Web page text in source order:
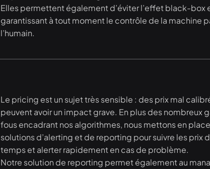
Elles permettent également d’éviter l’effet black-box
garantissant à tout moment le contrôle de la machine
l’humain.
Le pricing est un sujet très sensible : des prix mal
peuvent avoir un impact grave. En plus des nombreux
fous encadrant nos algorithmes, nous mettons en
solutions d’alerting et de reporting pour suivre les prix
temps et alerter rapidement en cas de problème.
Notre solution de reporting permet également au